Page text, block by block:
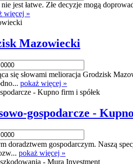
jest łatwe. Złe decyzje mogą
więcej »
Mazowiecki
się słowami melioracja Grodzisk
pokaż więcej »
gospodarcze -
doradztwem gospodarczym. Naszą
pokaż więcej »